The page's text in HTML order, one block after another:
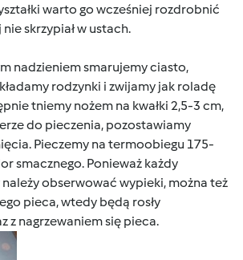
warto go wcześniej rozdrobnić
skrzypiał w ustach.
nadzieniem smarujemy ciasto,
rodzynki i zwijamy jak roladę
tniemy nożem na kwałki 2,5-3 cm,
do pieczenia, pozostawiamy
Pieczemy na termoobiegu 175-
smacznego. Ponieważ każdy
obserwować wypieki, można też
pieca, wtedy będą rosły
z nagrzewaniem się pieca.